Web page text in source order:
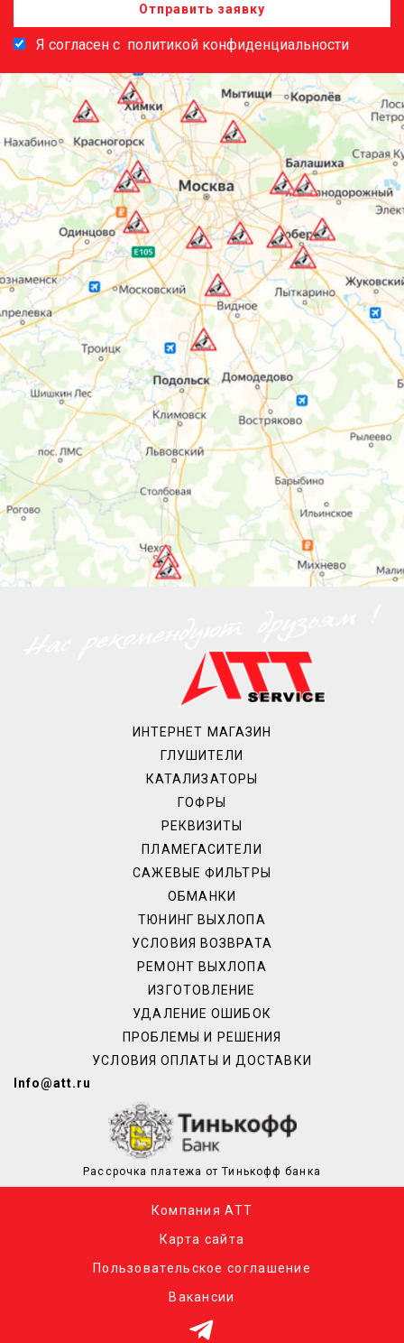
Отправить заявку
Я согласен с политикой конфиденциальности
ИНТЕРНЕТ МАГАЗИН
ГЛУШИТЕЛИ
КАТАЛИЗАТОРЫ
ГОФРЫ
РЕКВИЗИТЫ
ПЛАМЕГАСИТЕЛИ
САЖЕВЫЕ ФИЛЬТРЫ
ОБМАНКИ
ТЮНИНГ ВЫХЛОПА
УСЛОВИЯ ВОЗВРАТА
РЕМОНТ ВЫХЛОПА
ИЗГОТОВЛЕНИЕ
УДАЛЕНИЕ ОШИБОК
ПРОБЛЕМЫ И РЕШЕНИЯ
УСЛОВИЯ ОПЛАТЫ И ДОСТАВКИ
Info@att.ru
Рассрочка платежа от Тинькофф банка
Компания АТТ
Карта сайта
Пользовательское соглашение
Вакансии